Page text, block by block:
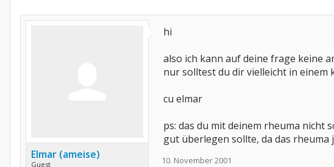
Elmar (ameise)
Guest
hi
also ich kann auf deine frage keine
nur solltest du dir vielleicht in einem
cu elmar
ps: das du mit deinem rheuma nicht
gut überlegen sollte, da das
10. November 2001